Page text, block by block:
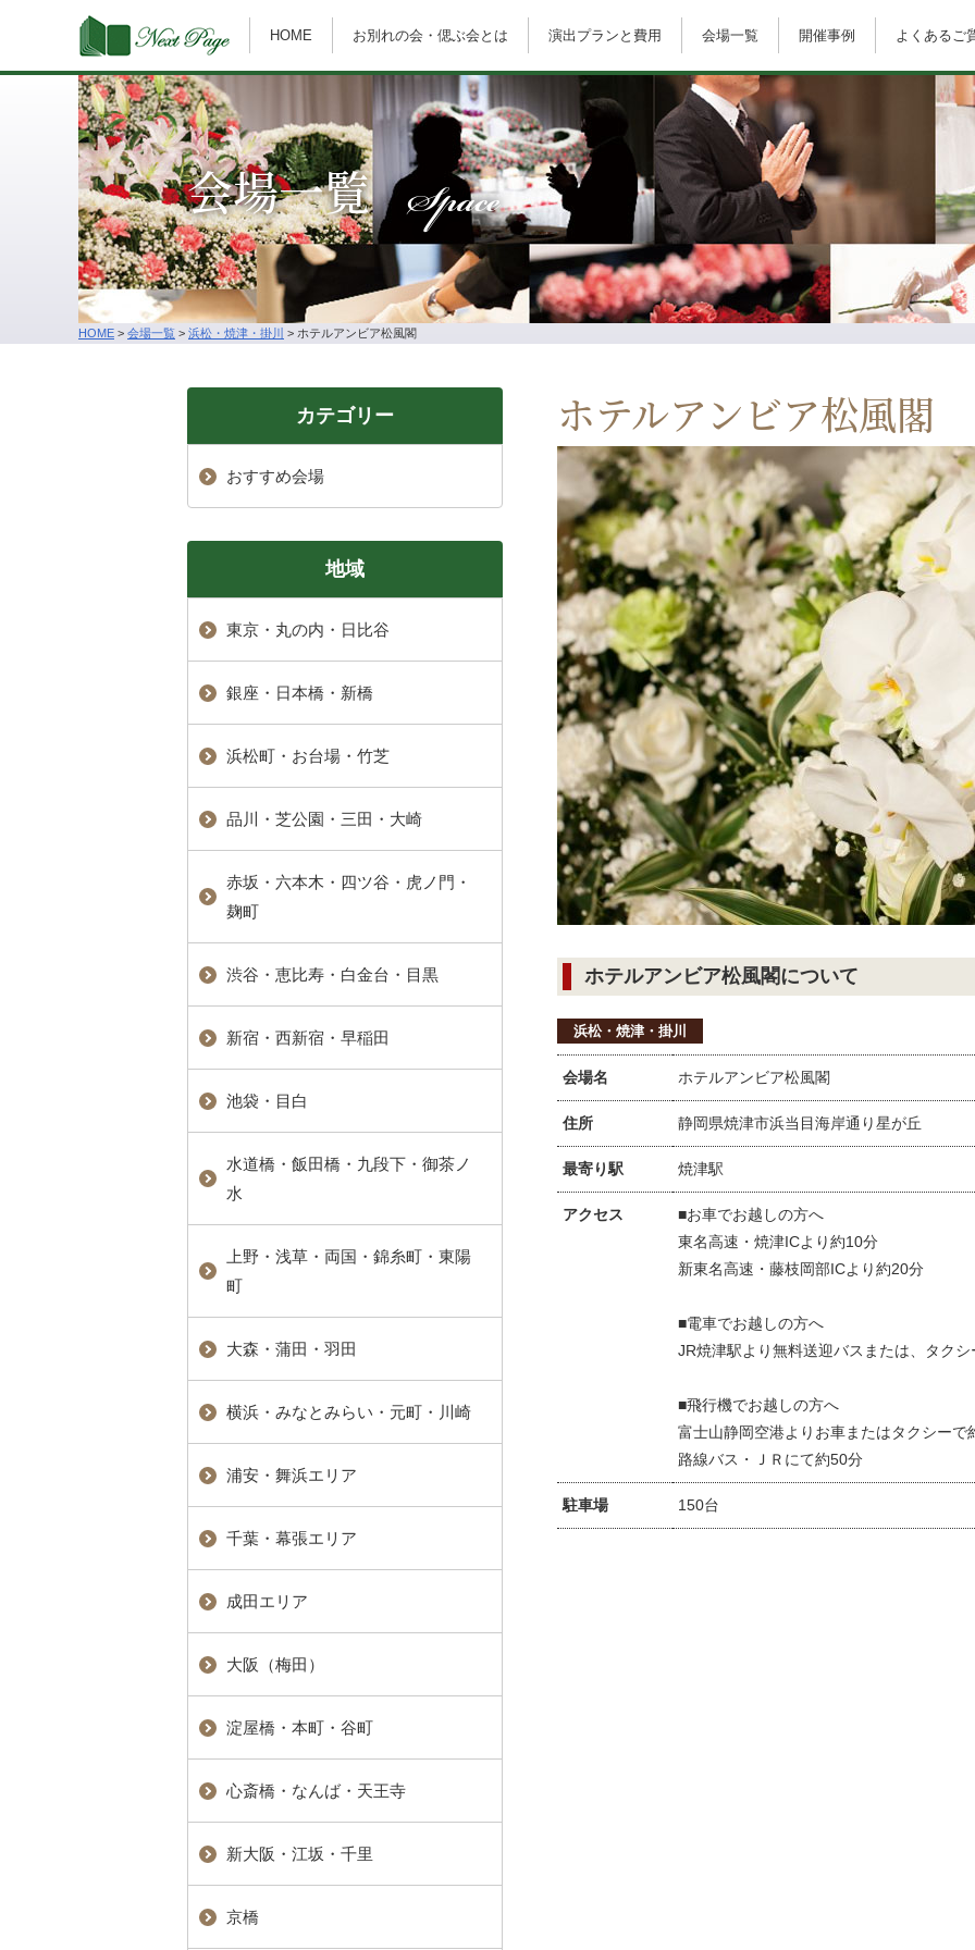
HOME お別れの会・偲ぶ会とは 演出プランと費用 会場一覧 開催事例 よくあるご
会場一覧 Space
HOME > 会場一覧 > 浜松・焼津・掛川 > ホテルアンビア松風閣
ホテルアンビア松風閣
ホテルアンビア松風閣について
浜松・焼津・掛川
会場名 ホテルアンビア松風閣
住所 静岡県焼津市浜当目海岸通り星が丘
最寄り駅 焼津駅
アクセス
■お車でお越しの方へ
東名高速・焼津ICより約10分
新東名高速・藤枝岡部ICより約20分
■電車でお越しの方へ
JR焼津駅より無料送迎バスまたは、タクシ
■飛行機でお越しの方へ
富士山静岡空港よりお車またはタクシーで
路線バス・ＪＲにて約50分
駐車場 150台
カテゴリー
おすすめ会場
地域
東京・丸の内・日比谷
銀座・日本橋・新橋
浜松町・お台場・竹芝
品川・芝公園・三田・大崎
赤坂・六本木・四ツ谷・虎ノ門・
麹町
渋谷・恵比寿・白金台・目黒
新宿・西新宿・早稲田
池袋・目白
水道橋・飯田橋・九段下・御茶ノ
水
上野・浅草・両国・錦糸町・東陽
町
大森・蒲田・羽田
横浜・みなとみらい・元町・川崎
浦安・舞浜エリア
千葉・幕張エリア
成田エリア
大阪（梅田）
淀屋橋・本町・谷町
心斎橋・なんば・天王寺
新大阪・江坂・千里
京橋